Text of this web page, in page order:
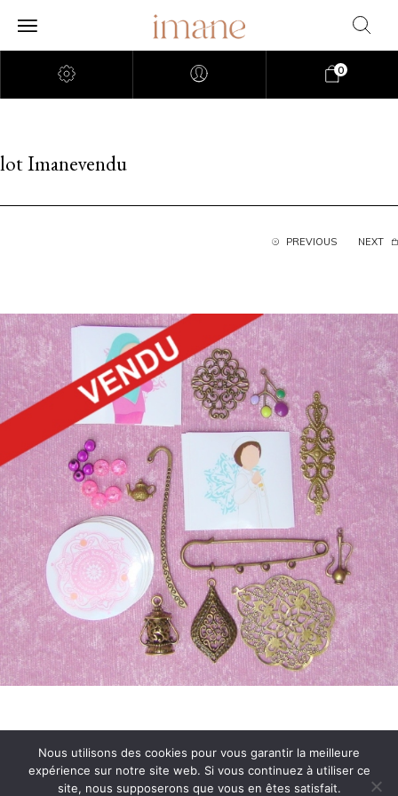
0
lot Imanevendu
PREVIOUS NEXT
Conditions Générales de Vente
Nous utilisons des cookies pour vous garantir la meilleure
expérience sur notre site web. Si vous continuez à utiliser ce
site, nous supposerons que vous en êtes satisfait.